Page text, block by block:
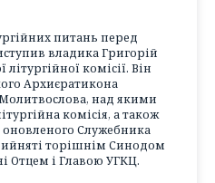
питань перед
владика Григорій
комісії. Він
Архиєратикона
над якими
комісія, а також
Служебника
торішнім Синодом
Отцем і Главою УГКЦ.